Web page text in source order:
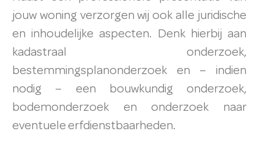
jouw woning verzorgen wij ook alle juridische
en inhoudelijke aspecten. Denk hierbij aan
kadastraal onderzoek,
bestemmingsplanonderzoek en – indien
nodig – een bouwkundig onderzoek,
bodemonderzoek en onderzoek naar
eventuele erfdienstbaarheden.